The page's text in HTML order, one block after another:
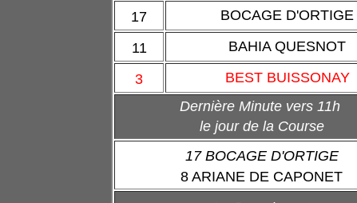
17 BOCAGE D'ORTIGE
11 BAHIA QUESNOT
3
BEST BUISSONAY
Dernière Minute vers 11h
le jour de la Course
17 BOCAGE D'ORTIGE
8 ARIANE DE CAPONET